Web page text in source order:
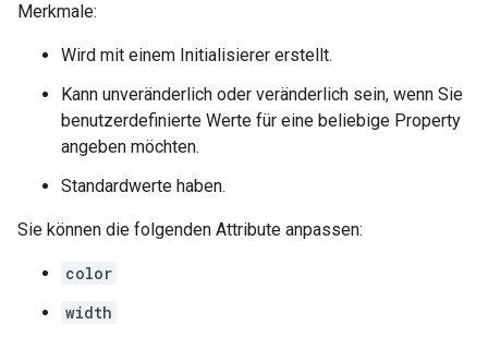
Merkmale:
Wird mit einem Initialisierer erstellt.
Kann unveränderlich oder veränderlich sein, wenn Sie
benutzerdefinierte Werte für eine beliebige Property
angeben möchten.
Standardwerte haben.
Sie können die folgenden Attribute anpassen:
color
width